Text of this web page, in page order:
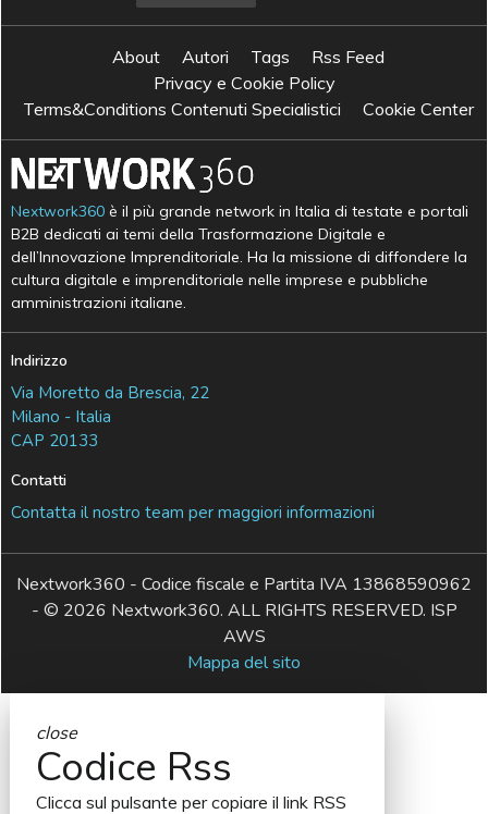
About Autori Tags
Rss Feed
Privacy e Cookie Policy
Terms&Conditions Contenuti Specialistici
Cookie Center
Nextwork360 è il più grande network in Italia di testate e portali
B2B dedicati ai temi della Trasformazione Digitale e
dell’Innovazione Imprenditoriale. Ha la missione di diffondere la
cultura digitale e imprenditoriale nelle imprese e pubbliche
amministrazioni italiane.
Indirizzo
Via Moretto da Brescia, 22
Milano - Italia
CAP 20133
Contatti
Contatta il nostro team per maggiori informazioni
Nextwork360 - Codice fiscale e Partita IVA 13868590962
- © 2026 Nextwork360. ALL RIGHTS RESERVED. ISP
AWS
Mappa del sito
close
Codice Rss
Clicca sul pulsante per copiare il link RSS